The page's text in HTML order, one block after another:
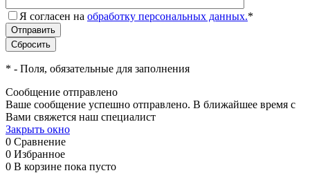
Я согласен на обработку персональных данных.*
* - Поля, обязательные для заполнения
Сообщение отправлено
Ваше сообщение успешно отправлено. В ближайшее время с
Вами свяжется наш специалист
Закрыть окно
0 Сравнение
0 Избранное
0 В корзине пока пусто